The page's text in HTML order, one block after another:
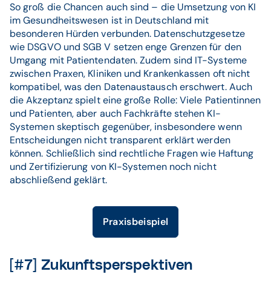
So groß die Chancen auch sind – die Umsetzung von KI
im Gesundheitswesen ist in Deutschland mit
besonderen Hürden verbunden. Datenschutzgesetze
wie DSGVO und SGB V setzen enge Grenzen für den
Umgang mit Patientendaten. Zudem sind IT-Systeme
zwischen Praxen, Kliniken und Krankenkassen oft nicht
kompatibel, was den Datenaustausch erschwert. Auch
die Akzeptanz spielt eine große Rolle: Viele Patientinnen
und Patienten, aber auch Fachkräfte stehen KI-
Systemen skeptisch gegenüber, insbesondere wenn
Entscheidungen nicht transparent erklärt werden
können. Schließlich sind rechtliche Fragen wie Haftung
und Zertifizierung von KI-Systemen noch nicht
abschließend geklärt.
Praxisbeispiel
[#7] Zukunftsperspektiven